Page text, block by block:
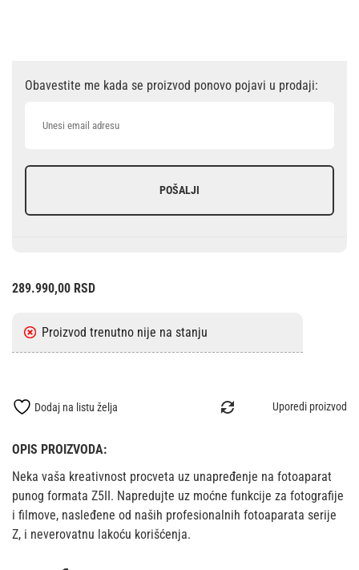
289.990,00 RSD
Obavestite me kada se proizvod ponovo pojavi u prodaji:
POŠALJI
OPIS PROIZVODA:
Neka vaša kreativnost procveta uz unapređenje na fotoaparat
punog formata Z5II. Napredujte uz moćne funkcije za fotografije
i filmove, nasleđene od naših profesionalnih fotoaparata serije
Z, i neverovatnu lakoću korišćenja.
Dodaj na listu želja Uporedi proizvod